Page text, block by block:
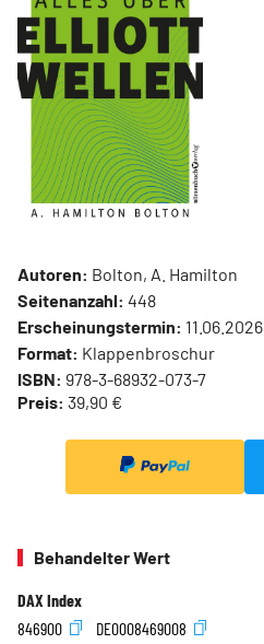
Autoren: Bolton, A. Hamilton
Seitenanzahl: 448
Erscheinungstermin: 11.06.2026
Format: Klappenbroschur
ISBN: 978-3-68932-073-7
Preis: 39,90 €
Behandelter Wert
DAX Index
846900
DE0008469008